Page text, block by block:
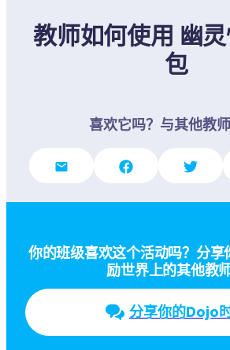
教师如何使用 幽
包
喜欢它吗？与其他教
你的班级喜欢这个活动吗？分
励世界上的其他教师
分享你的Dojo